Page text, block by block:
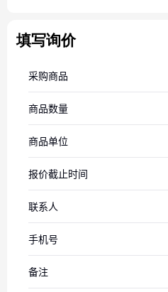
填写询价